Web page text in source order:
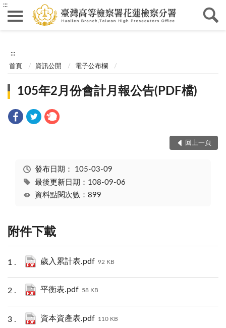
:::
:::
首頁 資訊公開 電子公布欄
105年2月份會計月報公告(PDF檔)
回上一頁
發布日期： 105-03-09
最後更新日期：108-09-06
資料點閱次數：899
附件下載
歲入累計表.pdf 92 KB
平衡表.pdf 58 KB
資本資產表.pdf 110 KB